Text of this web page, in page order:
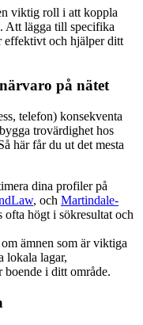
viktig roll i att koppla
Att lägga till specifika
effektivt och hjälper ditt
på nätet
telefon) konsekventa
trovärdighet hos
här får du ut det mesta
dina profiler på
, och Martindale-
ofta högt i sökresultat och
ämnen som är viktiga
lokala lagar,
boende i ditt område.